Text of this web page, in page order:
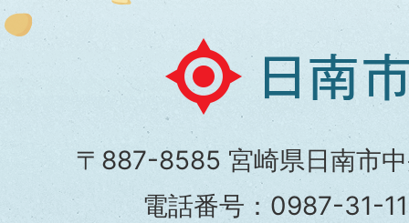
日
南
市
役
〒887-8585 宮崎県日南市
電話番号：0987-31-